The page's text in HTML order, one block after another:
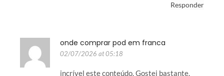
Responder
onde comprar pod em franca
02/07/2026 at 05:18
incrível este conteúdo. Gostei bastante.